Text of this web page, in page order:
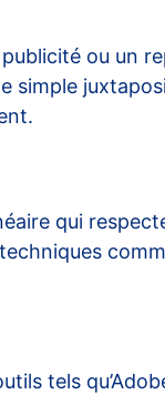
ou un
simple
qui
tels qu’